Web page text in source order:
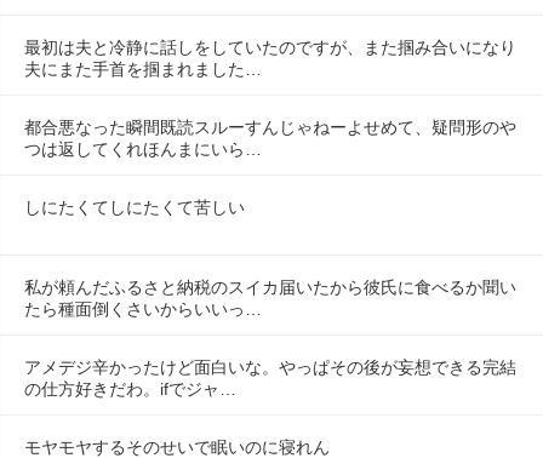
最初は夫と冷静に話しをしていたのですが、また掴み合いになり
夫にまた手首を掴まれました…
都合悪なった瞬間既読スルーすんじゃねーよせめて、疑問形のや
つは返してくれほんまにいら…
しにたくてしにたくて苦しい
私が頼んだふるさと納税のスイカ届いたから彼氏に食べるか聞い
たら種面倒くさいからいいっ…
アメデジ辛かったけど面白いな。やっぱその後が妄想できる完結
の仕方好きだわ。ifでジャ…
モヤモヤするそのせいで眠いのに寝れん